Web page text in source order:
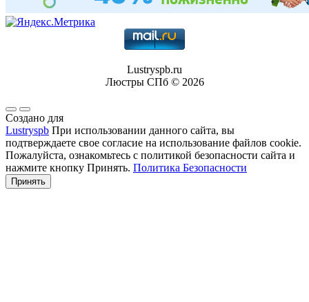
Lustryspb.ru
Люстры СПб © 2026
Создано для
Lustryspb При использовании данного сайта, вы
подтверждаете свое согласие на использование файлов cookie.
Пожалуйста, ознакомьтесь с политикой безопасности сайта и
нажмите кнопку Принять. Политика Безопасности
Принять